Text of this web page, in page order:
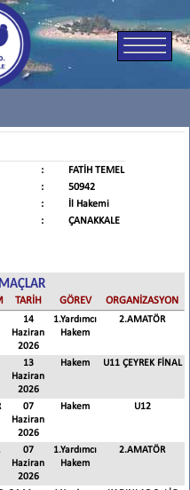
:
FATİH TEMEL
:
50942
:
İl Hakemi
: ÇANAKKALE
TARİH GÖREV
ORGANİZASYON
14
Haziran
2026
1.Yardımcı
Hakem
2.AMATÖR
13
Haziran
2026
Hakem U11 ÇEYREK FİNAL
07
Haziran
2026
Hakem U12
07
Haziran
2026
1.Yardımcı
Hakem
2.AMATÖR